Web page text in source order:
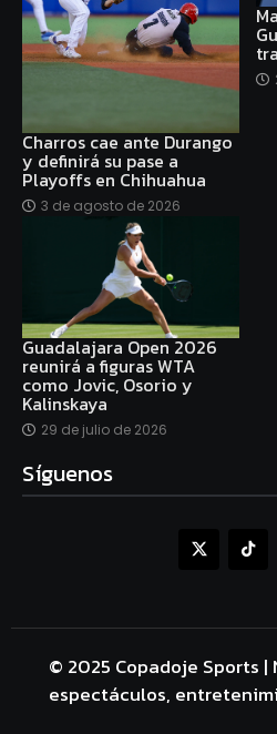
Charros cae ante Durango
y definirá su pase a
Playoffs en Chihuahua
3 de agosto de 2026
Guadalajara Open 2026
reunirá a figuras WTA
como Jovic, Osorio y
Kalinskaya
29 de julio de 2026
Síguenos
© 2025 Copadoje Sports
espectáculos,